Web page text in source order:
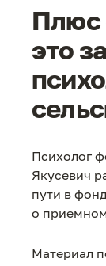
Плюс
это
Психолог
Якусевич
пути в
о приемном
Материал